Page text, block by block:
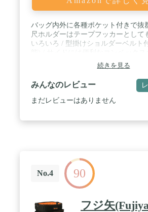
バッグ内外に各種ポケット付きで抜
尺ホルダーはテープフッカーとして
いろいろ / 型掛けショルダーベルト
水弾きの良い撥水加工生地を採用
続きを見る
みんなのレビュー
まだレビューはありません
No.4 90
フジ矢